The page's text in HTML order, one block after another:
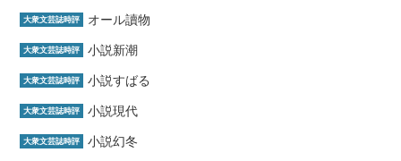
大衆文芸誌時評 オール讀物
大衆文芸誌時評 小説新潮
大衆文芸誌時評 小説すばる
大衆文芸誌時評 小説現代
大衆文芸誌時評 小説幻冬